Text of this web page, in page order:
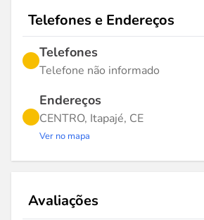
Telefones e Endereços
Telefones
Telefone não informado
Endereços
CENTRO, Itapajé, CE
Ver no mapa
Avaliações